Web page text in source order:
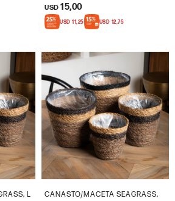
USD 15,00
USD 11,25 USD 12,75
L
CANASTO/MACETA SEAGRASS,